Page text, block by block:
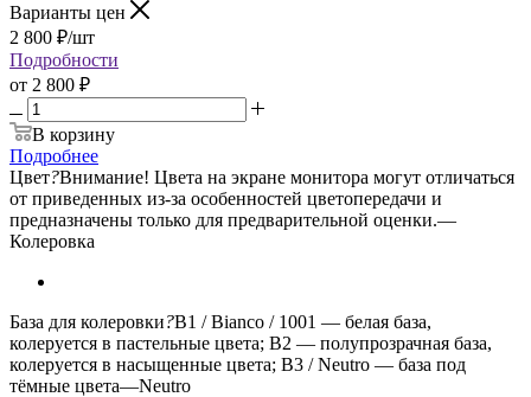
Варианты цен
2 800 ₽/шт
Подробности
от 2 800 ₽
В корзину
Подробнее
Цвет?Внимание! Цвета на экране монитора могут отличаться
от приведенных из-за особенностей цветопередачи и
предназначены только для предварительной оценки.—
Колеровка
База для колеровки?B1 / Bianco / 1001 — белая база,
колеруется в пастельные цвета; B2 — полупрозрачная база,
колеруется в насыщенные цвета; B3 / Neutro — база под
тёмные цвета—Neutro